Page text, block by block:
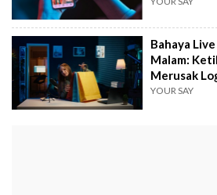
Bahaya
Malam:
Merusak
YOUR SAY